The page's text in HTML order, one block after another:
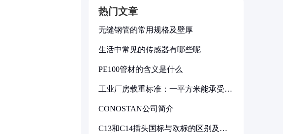
热门文章
无缝钢管的常用规格及壁厚
生活中常见的传感器有哪些呢
PE100管材的含义是什么
工业厂房载重标准：一平方米能承受多
CONOSTAN公司简介
C13和C14插头国标与欧标的区别及其